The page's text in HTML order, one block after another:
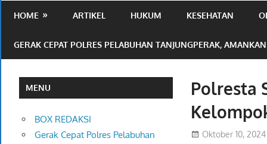
Publik
HOME ARTIKEL HUKUM KESEHATAN
GERAK CEPAT POLRES PELABUHAN TANJUNGPERAK,
Polresta
Oktober 10, 2024
MENU
BOX REDAKSI
Gerak Cepat Polres Pelabuhan